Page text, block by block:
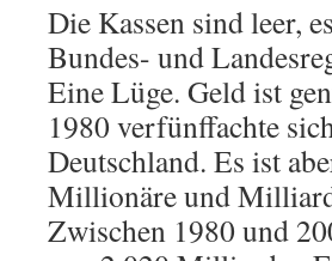
Die Kassen sind leer,
Bundes- und
Eine Lüge. Geld ist
1980 verfünffachte
Deutschland. Es ist
Millionäre und
Zwischen 1980 und